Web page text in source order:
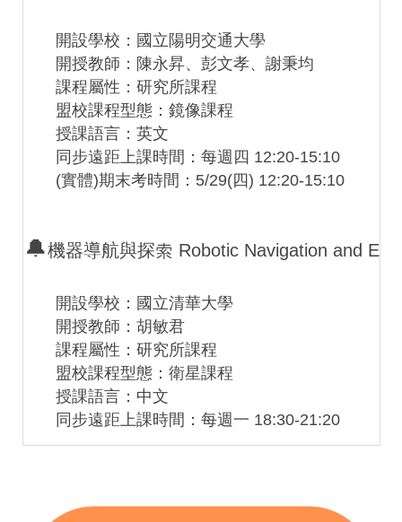
開設學校：國立陽明交通大學
開授教師：陳永昇、彭文孝、謝秉均
課程屬性：研究所課程
盟校課程型態：鏡像課程
授課語言：英文
同步遠距上課時間：每週四 12:20-15:10
(實體)期末考時間：5/29(四) 12:20-15:10
🔔機器導航與探索 Robotic Navigation and
開設學校：國立清華大學
開授教師：胡敏君
課程屬性：研究所課程
盟校課程型態：衛星課程
授課語言：中文
同步遠距上課時間：每週一 18:30-21:20